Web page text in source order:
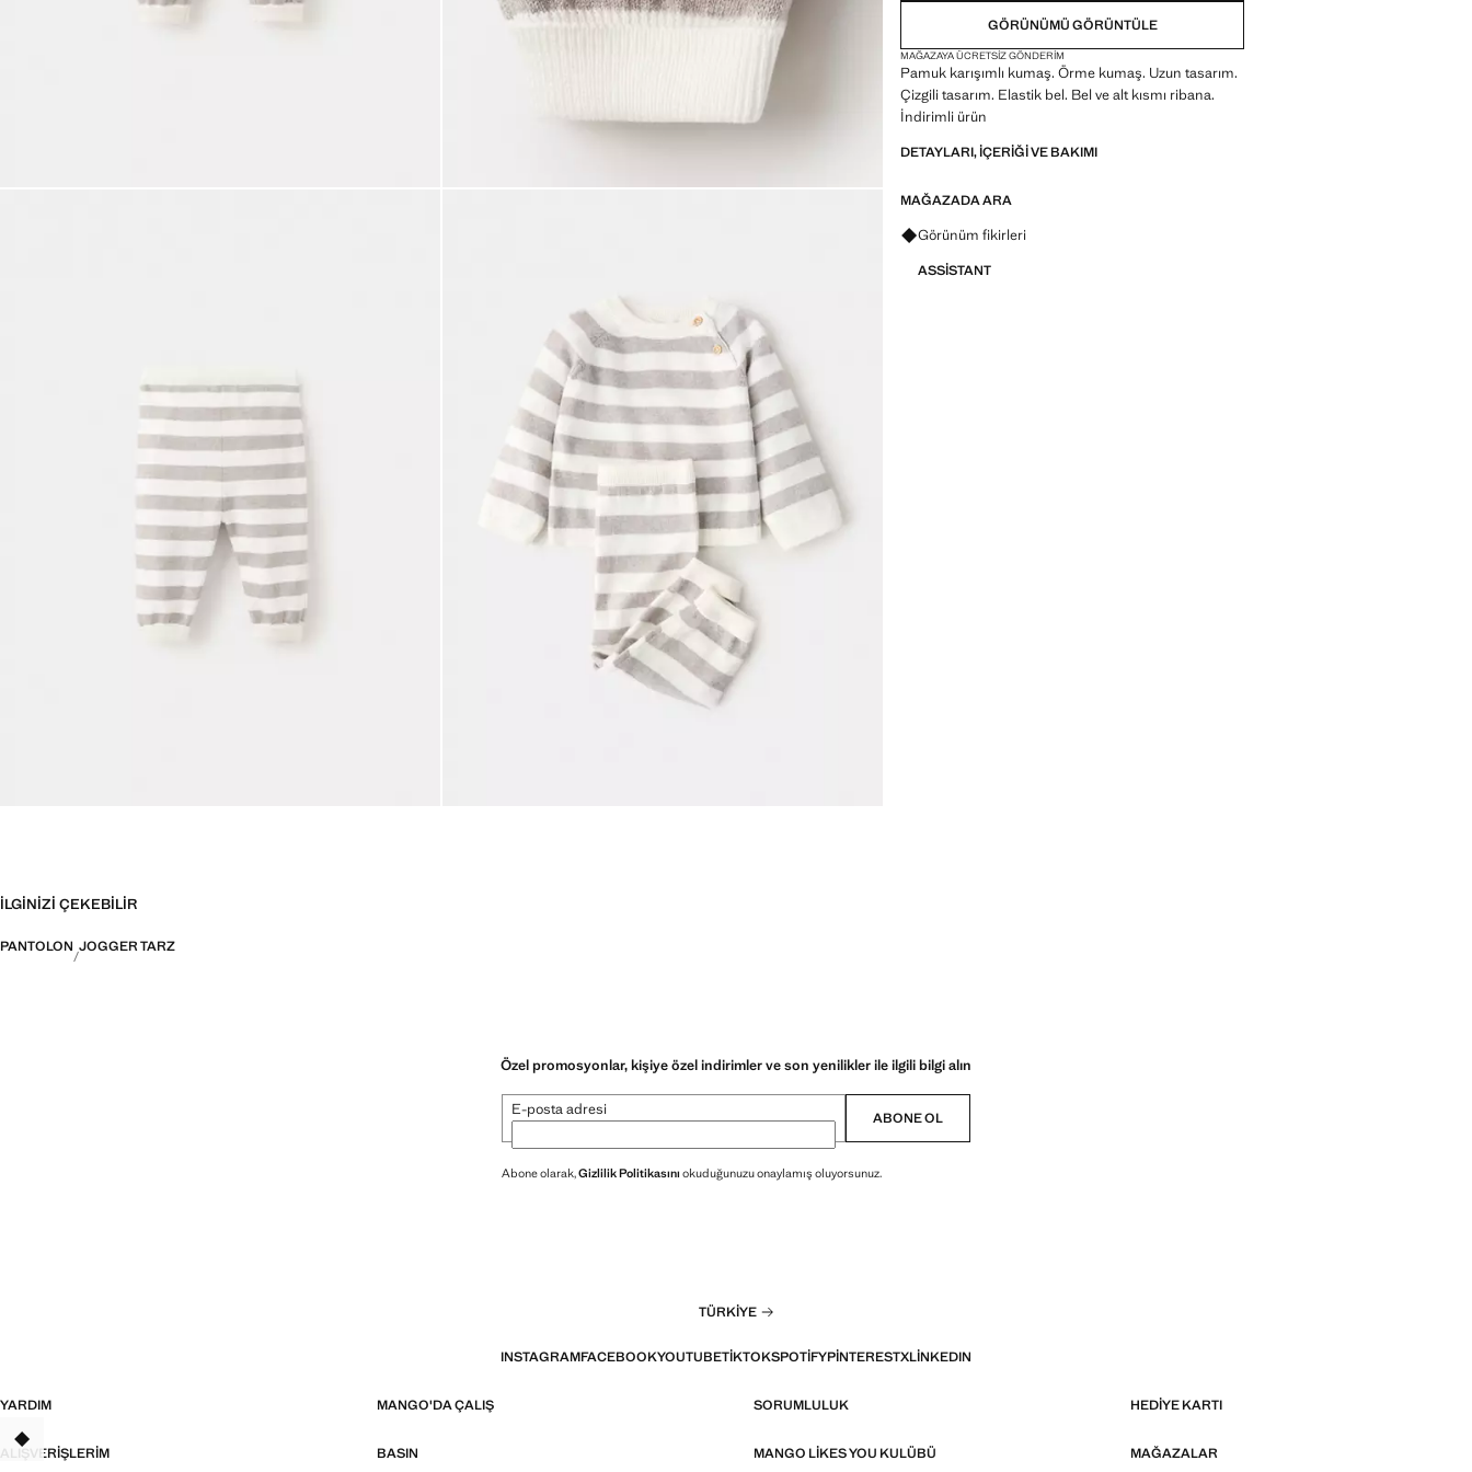
GÖRÜNÜMÜ GÖRÜNTÜLE
MAĞAZAYA ÜCRETSIZ GÖNDERIM
Pamuk karışımlı kumaş. Örme kumaş. Uzun tasarım.
Çizgili tasarım. Elastik bel. Bel ve alt kısmı ribana.
İndirimli ürün
DETAYLARI, IÇERIĞI VE BAKIMI
MAĞAZADA ARA
Görünümler, ürünler ve trendler hakkında sorular sorun
Görünüm fikirleri
ASSISTANT
İLGINIZI ÇEKEBILIR
PANTOLON JOGGER TARZ
Özel promosyonlar, kişiye özel indirimler ve son yenilikler ile ilgili bilgi alın
E-posta adresi ABONE OL
Abone olarak,Gizlilik Politikasını okuduğunuzu onaylamış oluyorsunuz.
TÜRKIYE
INSTAGRAMFACEBOOKYOUTUBETIKTOKSPOTIFYPINTERESTXLINKEDIN
YARDIM MANGO'DA ÇALIŞ SORUMLULUK HEDIYE KARTI
ALIŞVERIŞLERIM BASIN MANGO LIKES YOU KULÜBÜ MAĞAZALAR